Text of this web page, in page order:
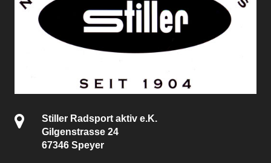
Stiller Radsport aktiv e.K.
Gilgenstrasse 24
67346 Speyer